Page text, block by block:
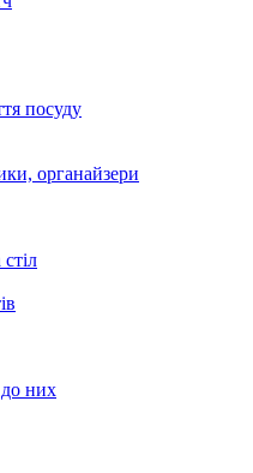
посуду
органайзери
до них